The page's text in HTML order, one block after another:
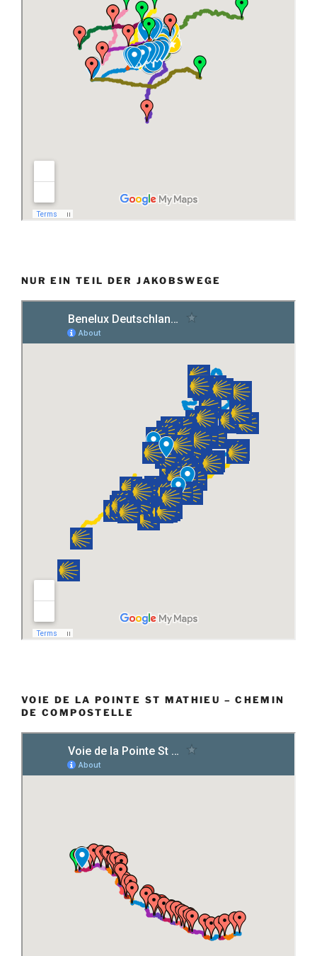
NUR EIN TEIL DER JAKOBSWEGE
VOIE DE LA POINTE ST MATHIEU – CHEMIN
DE COMPOSTELLE